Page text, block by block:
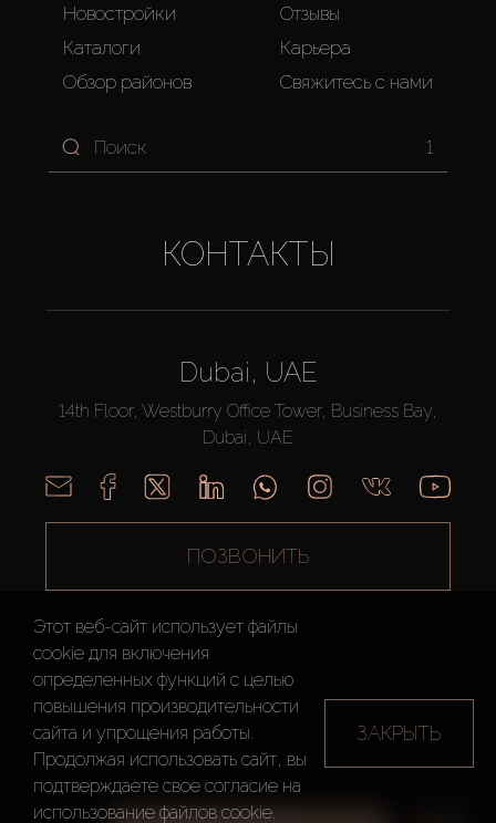
Новостройки
Каталоги
Обзор районов
Отзывы
Карьера
Свяжитесь с нами
1
КОНТАКТЫ
Dubai, UAE
14th Floor, Westburry Office Tower, Business Bay,
Dubai, UAE
ПОЗВОНИТЬ
AX CAPITAL ©2026 Все Права Защищены
Условия
использования
конфиденциальности
сайта
Этот веб-сайт использует файлы
cookie для включения
определенных функций c целью
повышения производительности
сайта и упрощения работы.
Продолжая использовать сайт, вы
подтверждаете свое согласие на
использование файлов cookie.
ЗАКРЫТЬ